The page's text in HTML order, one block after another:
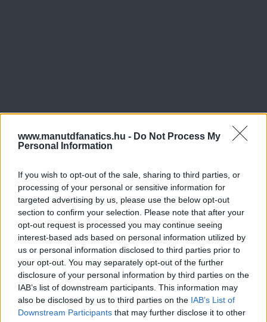
www.manutdfanatics.hu - Do Not Process My
Personal Information
If you wish to opt-out of the sale, sharing to third parties, or
processing of your personal or sensitive information for
targeted advertising by us, please use the below opt-out
section to confirm your selection. Please note that after your
opt-out request is processed you may continue seeing
interest-based ads based on personal information utilized by
us or personal information disclosed to third parties prior to
your opt-out. You may separately opt-out of the further
disclosure of your personal information by third parties on the
IAB’s list of downstream participants. This information may
also be disclosed by us to third parties on the IAB’s List of
Downstream Participants that may further disclose it to other